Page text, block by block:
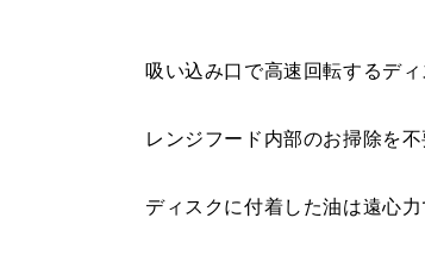
吸い込み口で高速回転するデ
レンジフード内部のお掃除を不
ディスクに付着した油は遠心